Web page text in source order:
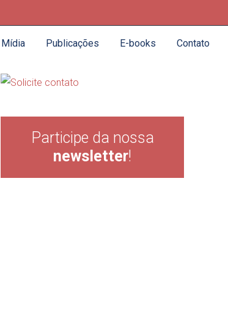
Mídia Publicações E-books Contato
Participe da nossa
newsletter!